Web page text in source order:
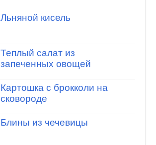
Льняной кисель
Теплый салат из
запеченных овощей
Картошка с брокколи на
сковороде
Блины из чечевицы